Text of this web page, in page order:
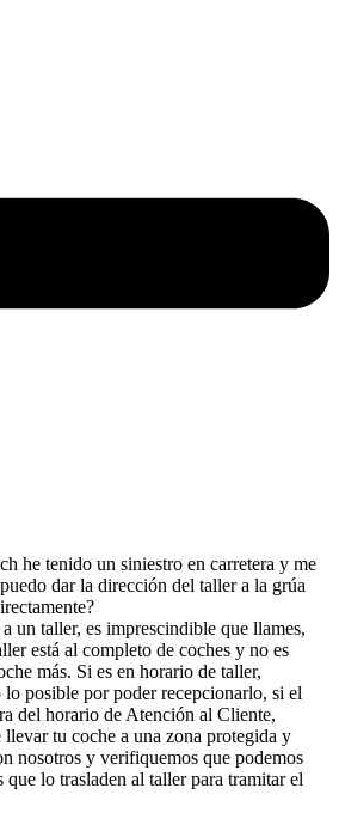
he tenido un siniestro en carretera y me
dar la dirección del taller a la grúa
un taller, es imprescindible que llames,
está al completo de coches y no es
más. Si es en horario de taller,
posible por poder recepcionarlo, si el
del horario de Atención al Cliente,
tu coche a una zona protegida y
nosotros y verifiquemos que podemos
lo trasladen al taller para tramitar el